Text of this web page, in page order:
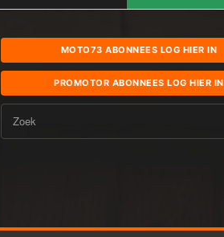
MOTO73 ABONNEES LOG HIER IN
PROMOTOR ABONNEES LOG HIER IN
Zoek